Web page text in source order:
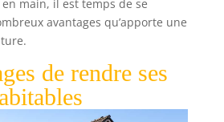
main, il est temps de se
avantages qu’apporte une
de rendre ses